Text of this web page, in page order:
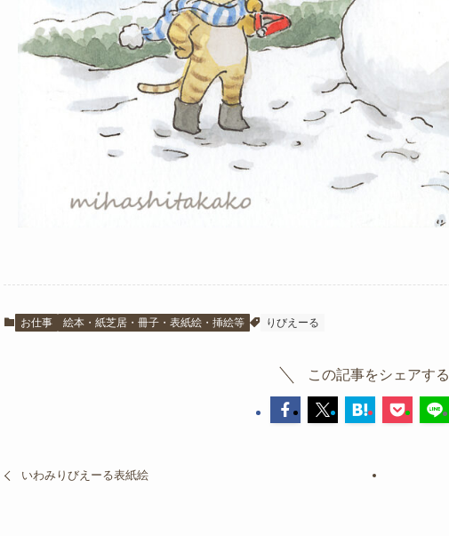
お仕事 絵本・紙芝居・冊子・表紙絵・挿絵等 りびえーる
この記事をシェアする
いわみりびえーる表紙絵